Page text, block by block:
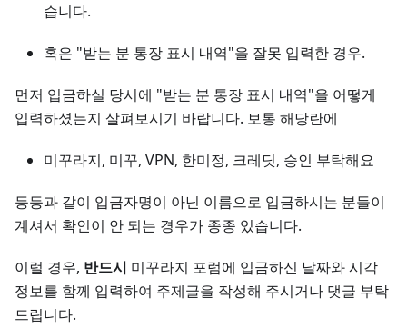
습니다.
혹은 "받는 분 통장 표시 내역"을 잘못 입력한 경우.
먼저 입금하실 당시에 "받는 분 통장 표시 내역"을 어떻게
입력하셨는지 살펴보시기 바랍니다. 보통 해당란에
미꾸라지, 미꾸, VPN, 한미정, 크레딧, 승인 부탁해요
등등과 같이 입금자명이 아닌 이름으로 입금하시는 분들이
계셔서 확인이 안 되는 경우가 종종 있습니다.
이럴 경우, 반드시 미꾸라지 포럼에 입금하신 날짜와 시각
정보를 함께 입력하여 주제글을 작성해 주시거나 댓글 부탁
드립니다.